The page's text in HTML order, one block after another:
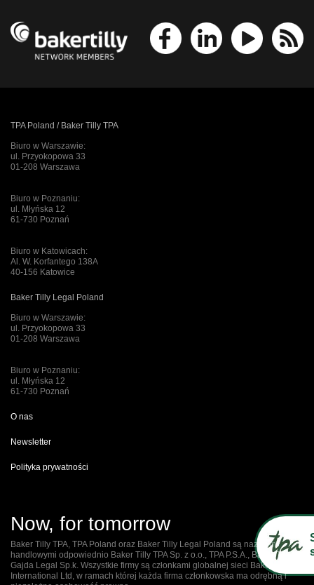
TPA Poland / Baker Tilly TPA
Biuro w Warszawie:
ul. Przyokopowa 33
01-208 Warszawa
Biuro w Poznaniu:
ul. Młyńska 12
61-730 Poznań
Biuro w Katowicach:
Al. W. Korfantego 138A
40-156 Katowice
Baker Tilly Legal Poland
Biuro w Warszawie:
ul. Przyokopowa 33
01-208 Warszawa
Biuro w Poznaniu:
ul. Młyńska 12
61-730 Poznań
O nas
Newsletter
Polityka prywatności
Now, for tomorrow
Baker Tilly TPA, TPA Poland oraz Baker Tilly Legal Poland są nazwami
handlowymi odpowiednio Baker Tilly TPA Sp. z o.o., TPA P.S.A., Baker Tilly
Gajda Legal Sp.k. Wszystkie firmy są członkami globalnej sieci Baker Tilly
International Ltd, w ramach której każda firma członkowska ma odrębną i